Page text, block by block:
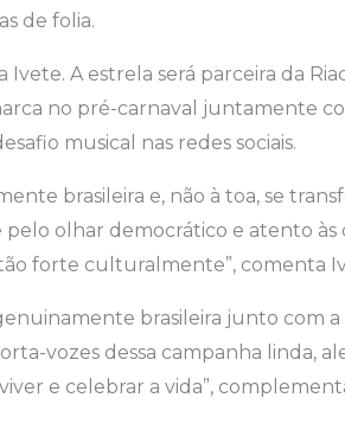
de folia.
Ivete. A estrela será parceira da
no pré-carnaval juntamente
musical nas redes sociais.
brasileira e, não à toa, se
pelo olhar democrático e atento às
forte culturalmente”, comenta
brasileira junto com a
vozes dessa campanha linda,
e celebrar a vida”,